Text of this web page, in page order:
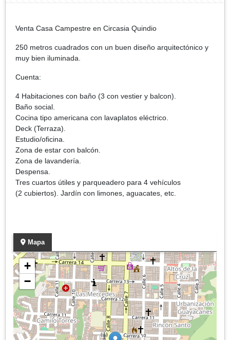
Venta Casa Campestre en Circasia Quindio
250 metros cuadrados con un buen diseño arquitectónico y
muy bien iluminada.
Cuenta:
4 Habitaciones con baño (3 con vestier y balcon).
Baño social.
Cocina tipo americana con lavaplatos eléctrico.
Deck (Terraza).
Estudio/oficina.
Zona de estar con balcón.
Zona de lavandería.
Despensa.
Tres cuartos útiles y parqueadero para 4 vehículos
(2 cubiertos). Jardín con limones, aguacates, etc.
Mapa
+
−